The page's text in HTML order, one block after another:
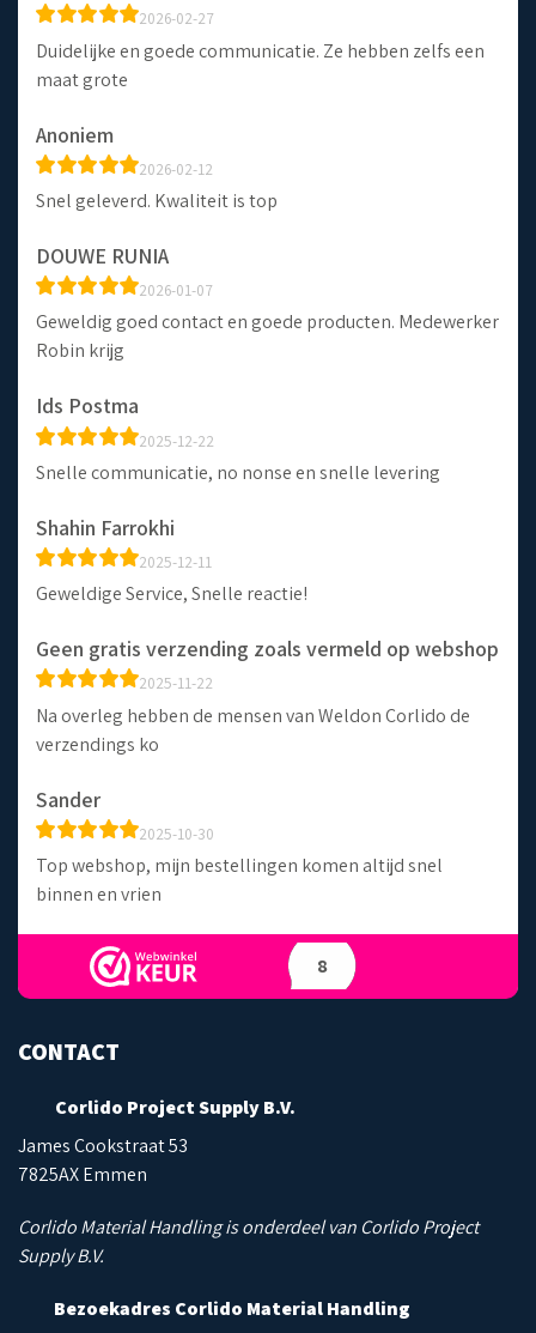
2026-02-27
Duidelijke en goede communicatie. Ze hebben zelfs een
maat grote
Anoniem
2026-02-12
Snel geleverd. Kwaliteit is top
DOUWE RUNIA
2026-01-07
Geweldig goed contact en goede producten. Medewerker
Robin krijg
Ids Postma
2025-12-22
Snelle communicatie, no nonse en snelle levering
Shahin Farrokhi
2025-12-11
Geweldige Service, Snelle reactie!
Geen gratis verzending zoals vermeld op webshop
2025-11-22
Na overleg hebben de mensen van Weldon Corlido de
verzendings ko
Sander
2025-10-30
Top webshop, mijn bestellingen komen altijd snel
binnen en vrien
8
CONTACT
Corlido Project Supply B.V.
James Cookstraat 53
7825AX Emmen
Corlido Material Handling is onderdeel van Corlido Project
Supply B.V.
Bezoekadres Corlido Material Handling